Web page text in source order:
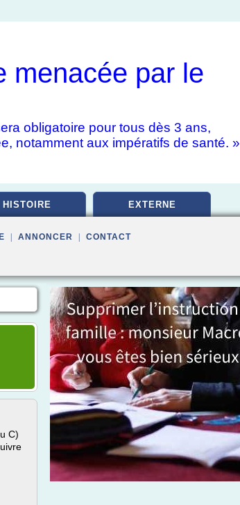
menacée par le
obligatoire pour tous dès 3 ans,
notamment aux impératifs de santé. »
HISTOIRE EXTERNE
ANNONCER CONTACT
C)